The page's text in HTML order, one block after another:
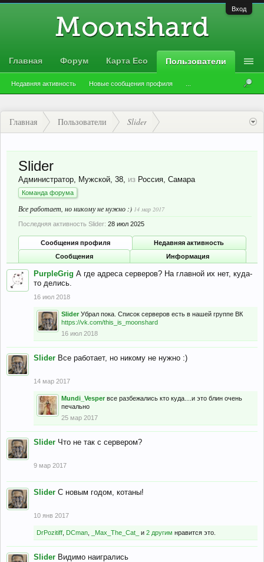
Вход
Главная Форум Карта Eco Пользователи
Недавняя активность Новые сообщения профиля
Главная Пользователи Slider
Slider
Администратор, Мужской, 38, из Россия, Самара
Команда форума
Все работает, но никому не нужно :) 14 мар 2017
Последняя активность Slider: 28 июл 2025
Сообщения профиля
Недавняя активность
Сообщения
Информация
PurpleGrig А где адреса серверов? На главной их нет, куда-
то делись.
16 июл 2018
Slider Убрал пока. Список серверов есть в нашей группе ВК
https://vk.com/this_is_moonshard
16 июл 2018
Slider Все работает, но никому не нужно :)
14 мар 2017
Mundi_Vesper все разбежались кто куда....и это блин очень
печально
25 мар 2017
Slider Что не так с сервером?
9 мар 2017
Slider С новым годом, котаны!
10 янв 2017
DrPozitiff DCman _Max_The_Cat_ и 2 другим нравится это.
Slider Видимо наигрались